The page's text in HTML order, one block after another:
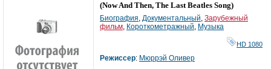
(Now And Then, The Last Beatles Song)
Биография, Документальный, Зарубежный
фильм, Короткометражный, Музыка
HD 1080
Режиссер: Мюррэй Оливер